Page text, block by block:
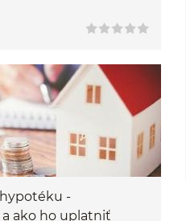
-
ako ho uplatniť